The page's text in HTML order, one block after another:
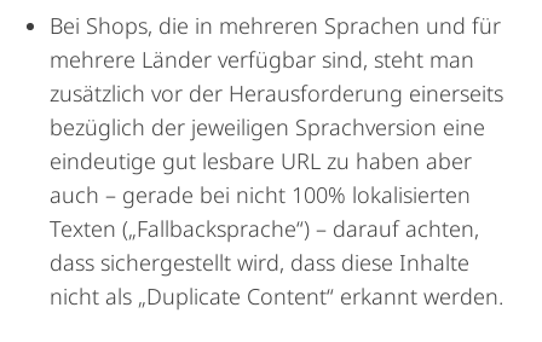
Bei Shops, die in mehreren Sprachen und für
mehrere Länder verfügbar sind, steht man
zusätzlich vor der Herausforderung einerseits
bezüglich der jeweiligen Sprachversion eine
eindeutige gut lesbare URL zu haben aber
auch – gerade bei nicht 100% lokalisierten
Texten („Fallbacksprache“) – darauf achten,
dass sichergestellt wird, dass diese Inhalte
nicht als „Duplicate Content“ erkannt werden.